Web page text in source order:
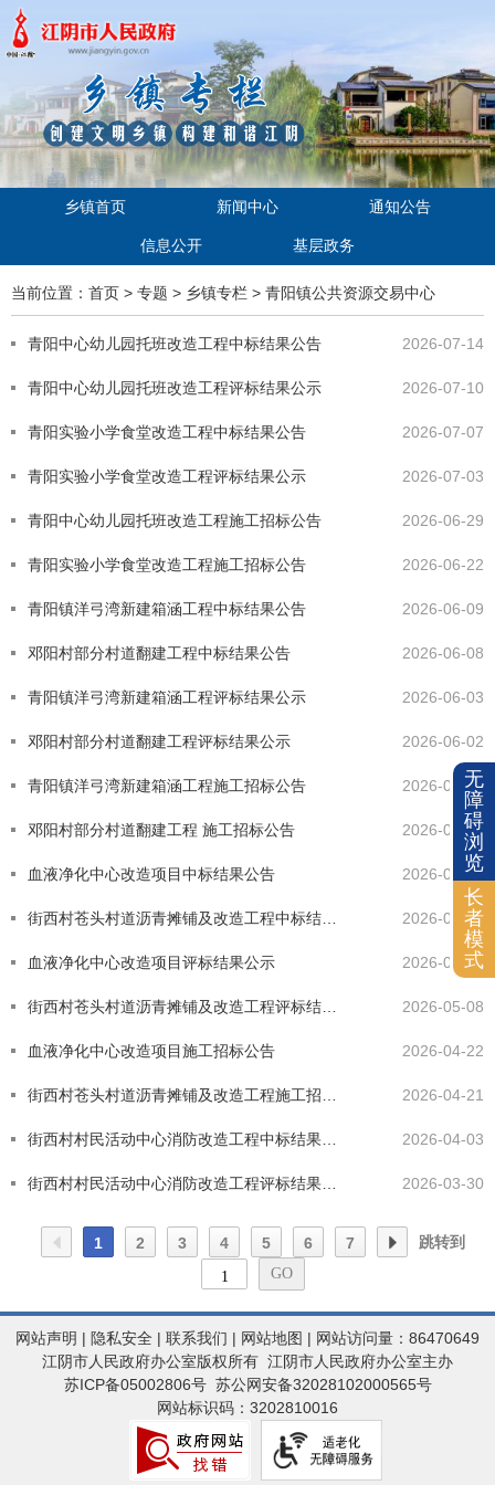
乡镇首页 新闻中心 通知公告
信息公开 基层政务
当前位置： 首页 > 专题 > 乡镇专栏 > 青阳镇公共资源交易中心
青阳中心幼儿园托班改造工程中标结果公告 2026-07-14
青阳中心幼儿园托班改造工程评标结果公示 2026-07-10
青阳实验小学食堂改造工程中标结果公告 2026-07-07
青阳实验小学食堂改造工程评标结果公示 2026-07-03
青阳中心幼儿园托班改造工程施工招标公告 2026-06-29
青阳实验小学食堂改造工程施工招标公告 2026-06-22
青阳镇洋弓湾新建箱涵工程中标结果公告 2026-06-09
邓阳村部分村道翻建工程中标结果公告 2026-06-08
青阳镇洋弓湾新建箱涵工程评标结果公示 2026-06-03
邓阳村部分村道翻建工程评标结果公示 2026-06-02
青阳镇洋弓湾新建箱涵工程施工招标公告 2026-05-20
邓阳村部分村道翻建工程 施工招标公告 2026-05-20
血液净化中心改造项目中标结果公告 2026-05-13
街西村苍头村道沥青摊铺及改造工程中标结果公告 2026-05-13
血液净化中心改造项目评标结果公示 2026-05-09
街西村苍头村道沥青摊铺及改造工程评标结果公示 2026-05-08
血液净化中心改造项目施工招标公告 2026-04-22
街西村苍头村道沥青摊铺及改造工程施工招标公告 2026-04-21
街西村村民活动中心消防改造工程中标结果公告 2026-04-03
街西村村民活动中心消防改造工程评标结果公示 2026-03-30
1 2 3 4 5 6 7 跳转到
网站声明 | 隐私安全 | 联系我们 | 网站地图 | 网站访问量：86470649
江阴市人民政府办公室版权所有 江阴市人民政府办公室主办
苏ICP备05002806号 苏公网安备32028102000565号
网站标识码：3202810016
无
障
碍
浏
览
长
者
模
式